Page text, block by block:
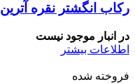
رکاب انگشتر نقره آترین
در انبار موجود نیست
اطلاعات بیشتر
فروخته شده